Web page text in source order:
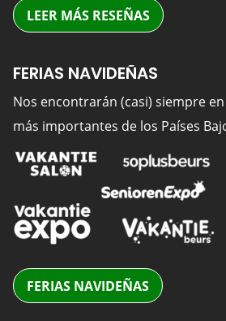
LEER MÁS RESEÑAS
FERIAS NAVIDEÑAS
Nos encontrarán (casi) siempre
más importantes de los Países
FERIAS NAVIDEÑAS